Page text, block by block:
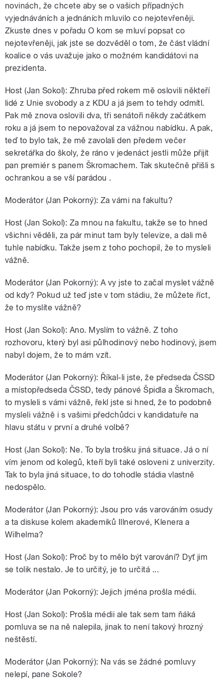
novinách, že chcete aby se o vašich případných
vyjednáváních a jednáních mluvilo co nejotevřeněji.
Zkuste dnes v pořadu O kom se mluví popsat co
nejotevřeněji, jak jste se dozvěděl o tom, že část vládní
koalice o vás uvažuje jako o možném kandidátovi na
prezidenta.
Host (Jan Sokol): Zhruba před rokem mě oslovili někteří
lidé z Unie svobody a z KDU a já jsem to tehdy odmítl.
Pak mě znova oslovili dva, tři senátoři někdy začátkem
roku a já jsem to nepovažoval za vážnou nabídku. A pak,
teď to bylo tak, že mě zavolali den předem večer
sekretářka do školy, že ráno v jedenáct jestli může přijít
pan premiér s panem Škromachem. Tak skutečně přišli s
ochrankou a se vší parádou .
Moderátor (Jan Pokorný): Za vámi na fakultu?
Host (Jan Sokol): Za mnou na fakultu, takže se to hned
všichni věděli, za pár minut tam byly televize, a dali mě
tuhle nabídku. Takže jsem z toho pochopil, že to mysleli
vážně.
Moderátor (Jan Pokorný): A vy jste to začal myslet vážně
od kdy? Pokud už teď jste v tom stádiu, že můžete říct,
že to myslíte vážně?
Host (Jan Sokol): Ano. Myslím to vážně. Z toho
rozhovoru, který byl asi půlhodinový nebo hodinový, jsem
nabyl dojem, že to mám vzít.
Moderátor (Jan Pokorný): Říkal-li jste, že předseda ČSSD
a místopředseda ČSSD, tedy pánové Špidla a Škromach,
to mysleli s vámi vážně, řekl jste si hned, že to podobně
mysleli vážně i s vašimi předchůdci v kandidatuře na
hlavu státu v první a druhé volbě?
Host (Jan Sokol): Ne. To byla trošku jiná situace. Já o ní
vím jenom od kolegů, kteří byli také osloveni z univerzity.
Tak to byla jiná situace, to do tohodle stádia vlastně
nedospělo.
Moderátor (Jan Pokorný): Jsou pro vás varováním osudy
a ta diskuse kolem akademiků Illnerové, Klenera a
Wilhelma?
Host (Jan Sokol): Proč by to mělo být varování? Dyť jim
se tolik nestalo. Je to určitý, je to určitá ...
Moderátor (Jan Pokorný): Jejich jména prošla médii.
Host (Jan Sokol): Prošla médii ale tak sem tam ňáká
pomluva se na ně nalepila, jinak to není takový hrozný
neštěstí.
Moderátor (Jan Pokorný): Na vás se žádné pomluvy
nelepí, pane Sokole?